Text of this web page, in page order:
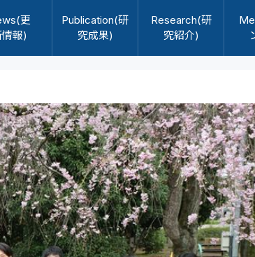
更
報)
Publication(研
究成果)
Research(研
究紹介)